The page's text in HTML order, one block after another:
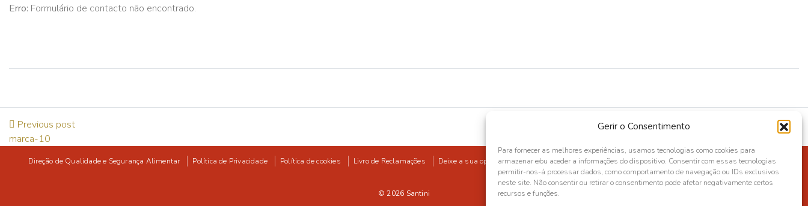
Gerir o Consentimento
Para fornecer as melhores experiências, usamos tecnologias como cookies para
armazenar e/ou aceder a informações do dispositivo. Consentir com essas tecnologias
permitir-nos-á processar dados, como comportamento de navegação ou IDs exclusivos
neste site. Não consentir ou retirar o consentimento pode afetar negativamente certos
recursos e funções.
Erro: Formulário de contacto não encontrado.
Previous post
marca-10
Direção de Qualidade e Segurança Alimentar Política de Privacidade Política de cookies Livro de Reclamações Deixe a sua opinião
© 2026 Santini